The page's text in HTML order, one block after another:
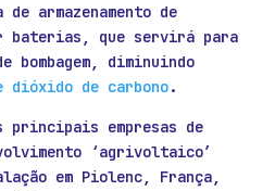
de armazenamento de
baterias, que servirá para
bombagem, diminuindo
dióxido de carbono.
principais empresas de
‘agrivoltaico’
em Piolenc, França,